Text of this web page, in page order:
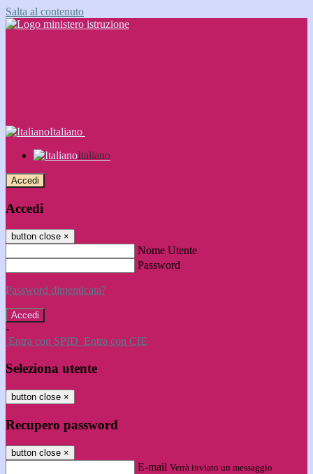
Salta al contenuto
Italiano
Italiano
Accedi
Accedi
button close ×
Nome Utente
Password
Password dimenticata?
-
Entra con SPID Entra con CIE
Seleziona utente
button close ×
Recupero password
button close ×
E-mail Verrà inviato un messaggio